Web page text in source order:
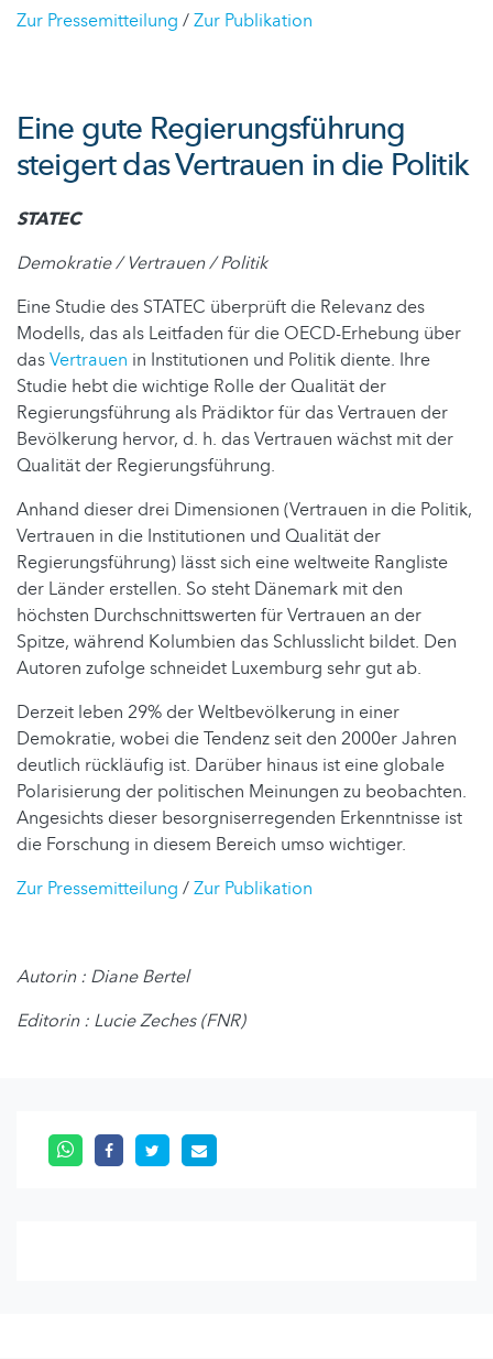
Zur Pressemitteilung /Zur Publikation
Eine gute Regierungsführung
steigert das Vertrauen in die Politik
STATEC
Demokratie / Vertrauen / Politik
Eine Studie des STATEC überprüft die Relevanz des
Modells, das als Leitfaden für die OECD-Erhebung über
dasVertrauen in Institutionen und Politik diente. Ihre
Studie hebt die wichtige Rolle der Qualität der
Regierungsführung als Prädiktor für das Vertrauen der
Bevölkerung hervor, d. h. das Vertrauen wächst mit der
Qualität der Regierungsführung.
Anhand dieser drei Dimensionen (Vertrauen in die Politik,
Vertrauen in die Institutionen und Qualität der
Regierungsführung) lässt sich eine weltweite Rangliste
der Länder erstellen. So steht Dänemark mit den
höchsten Durchschnittswerten für Vertrauen an der
Spitze, während Kolumbien das Schlusslicht bildet. Den
Autoren zufolge schneidet Luxemburg sehr gut ab.
Derzeit leben 29% der Weltbevölkerung in einer
Demokratie, wobei die Tendenz seit den 2000er Jahren
deutlich rückläufig ist. Darüber hinaus ist eine globale
Polarisierung der politischen Meinungen zu beobachten.
Angesichts dieser besorgniserregenden Erkenntnisse ist
die Forschung in diesem Bereich umso wichtiger.
Zur Pressemitteilung /Zur Publikation
Autorin : Diane Bertel
Editorin : Lucie Zeches (FNR)